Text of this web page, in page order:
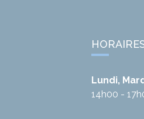
Lundi,
14h00 -